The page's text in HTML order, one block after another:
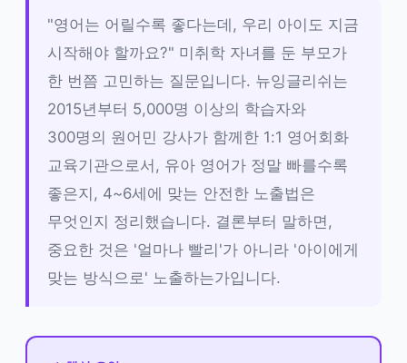
"영어는 어릴수록 좋다는데, 우리 아이도 지금
시작해야 할까요?" 미취학 자녀를 둔 부모가
한 번쯤 고민하는 질문입니다. 뉴잉글리쉬는
2015년부터 5,000명 이상의 학습자와
300명의 원어민 강사가 함께한 1:1 영어회화
교육기관으로서, 유아 영어가 정말 빠를수록
좋은지, 4~6세에 맞는 안전한 노출법은
무엇인지 정리했습니다. 결론부터 말하면,
중요한 것은 '얼마나 빨리'가 아니라 '아이에게
맞는 방식으로' 노출하는가입니다.